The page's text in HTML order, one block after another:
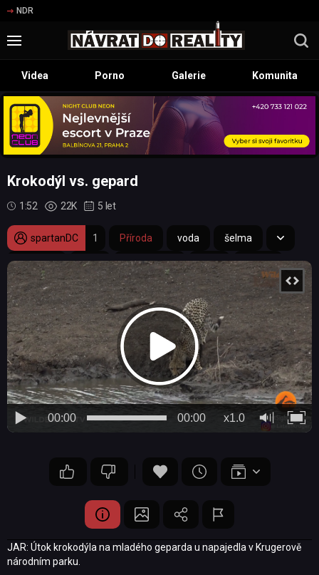
NDR
Videa Porno Galerie Komunita
Krokodýl vs. gepard
1:52 22K 5 let
spartanDC 1 Příroda voda šelma
krokodýl JAR překvapení útok mládě
Krugerův národní park gepard
00:00 x1.0
00:00
JAR: Útok krokodýla na mladého geparda u napajedla v Krugerově
národním parku.